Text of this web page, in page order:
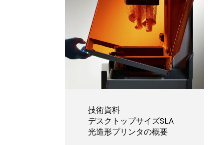
技術資料
デスクトップサイズSLA
光造形プリンタの概要